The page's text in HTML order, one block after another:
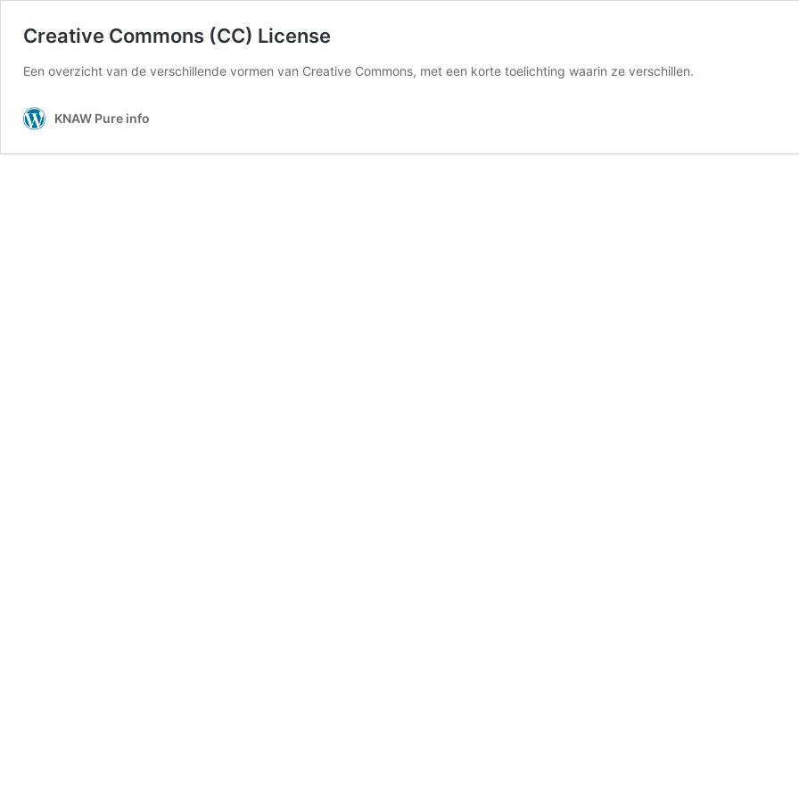
Creative Commons (CC) License
Een overzicht van de verschillende vormen van Creative Commons, met een korte toelichting waarin ze verschillen.
KNAW Pure info